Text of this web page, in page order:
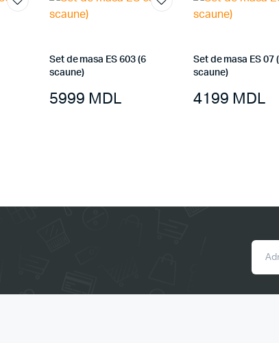
Set de masa ES 603 (6
scaune)
5999 MDL
Set de masa ES 07
scaune)
4199 MDL